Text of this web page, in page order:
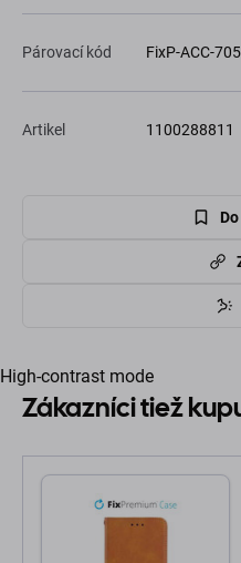
Párovací kód FixP-ACC-705
Artikel 1100288811
High-contrast mode
Zákazníci tiež